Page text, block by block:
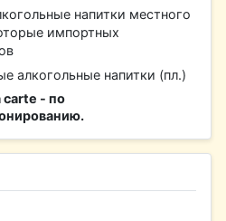
напитки местного
импортных
алкогольные напитки (пл.)
carte - по